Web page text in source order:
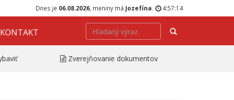
Dnes je 06.08.2026 , meniny má Jozefína. 4:57:14
KONTAKT Hľadať
Zverejňovanie dokumentov